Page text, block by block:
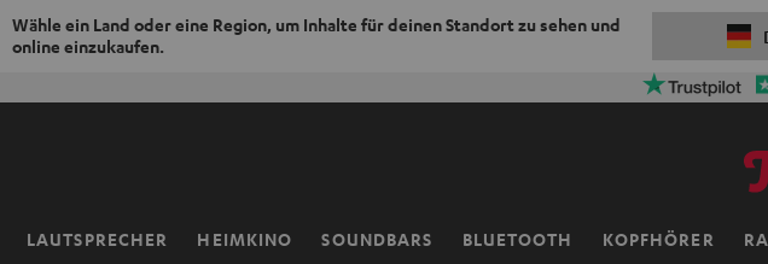
Wähle ein Land oder eine Region, um Inhalte für deinen Standort zu sehen und
online einzukaufen.
LAUTSPRECHER HEIMKINO SOUNDBARS BLUETOOTH KOPFHÖRER
Startseite